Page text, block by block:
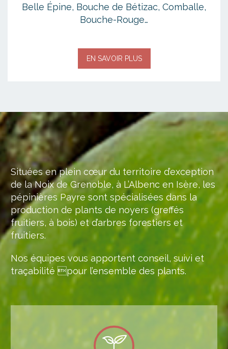
Belle Épine, Bouche de Bétizac, Comballe,
Bouche-Rouge…
EN SAVOIR PLUS
Situées en plein cœur du territoire d’exception
de la Noix de Grenoble, à L’Albenc en Isère, les
pépinières Payre sont spécialisées dans la
production de plants de noyers (greffés
fruitiers, à bois) et d’arbres forestiers et
fruitiers.
Nos équipes vous apportent conseil, suivi et
traçabilité pour l’ensemble des plants.